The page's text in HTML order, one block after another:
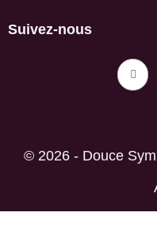
Suivez-nous
© 2026 - Douce